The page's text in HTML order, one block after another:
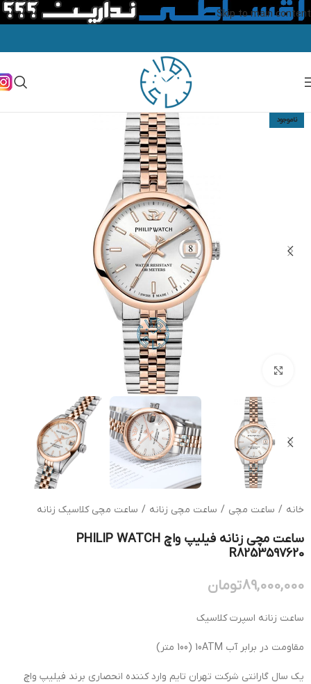
Skip to main content
ناموجود
خانه / ساعت مچی / ساعت مچی زنانه / ساعت مچی کلاسیک زنانه
ساعت مچی زنانه فیلیپ واچ PHILIP WATCH
R8253597620
89,000,000تومان
ساعت زنانه اسپرت کلاسیک
مقاومت در برابر آب 10ATM (100 متر)
یک سال گارانتی شرکت تهران تایم وارد کننده انحصاری برند فیلیپ واچ